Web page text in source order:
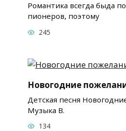
Романтика всегда быда
пионеров, поэтому
245
Новогодние
Детская песня
Музыка В.
134